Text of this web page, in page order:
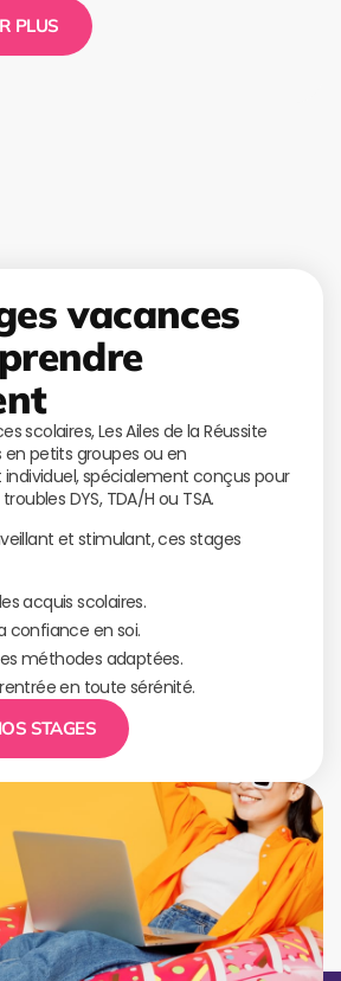
PLUS
vacances
scolaires, Les Ailes de la Réussite
petits groupes ou en
spécialement conçus pour
DYS, TDA/H ou TSA.
et stimulant, ces stages
acquis scolaires.
confiance en soi.
méthodes adaptées.
en toute sérénité.
STAGES